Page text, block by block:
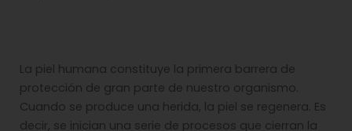
La piel humana constituye la primera barrera de
protección de gran parte de nuestro organismo.
Cuando se produce una herida, la piel se regenera. Es
decir, se inician una serie de procesos que cierran la